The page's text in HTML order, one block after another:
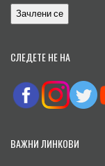
СЛЕДЕТЕ НЕ НА
ВАЖНИ ЛИНКОВИ